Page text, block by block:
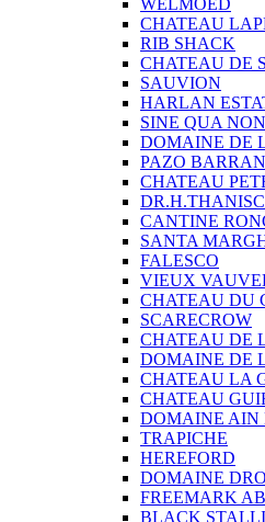
WELMOED
CHATEAU
RIB SHACK
CHATEAU DE
SAUVION
HARLAN
SINE QUA NON
DOMAINE DE
PAZO
CHATEAU
CANTINE
SANTA
FALESCO
VIEUX
CHATEAU DU
SCARECROW
CHATEAU DE
DOMAINE DE
CHATEAU LA
CHATEAU
DOMAINE AIN
TRAPICHE
HEREFORD
DOMAINE
FREEMARK
BLACK